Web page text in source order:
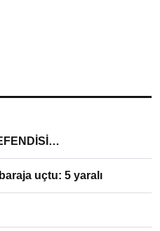
uçtu: 5 yaralı